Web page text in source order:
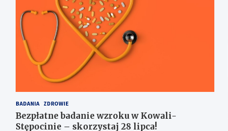
BADANIA ZDROWIE
Bezpłatne badanie wzroku w Kowali-
Stępocinie – skorzystaj 28 lipca!